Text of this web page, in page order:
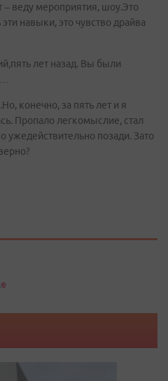
веду мероприятия, шоу.Это
навыки, это чувство драйва
лет назад. Вы были
конечно, за пять лет и я
Пропало легкомыслие, стал
ужедействительно позади. Зато
e